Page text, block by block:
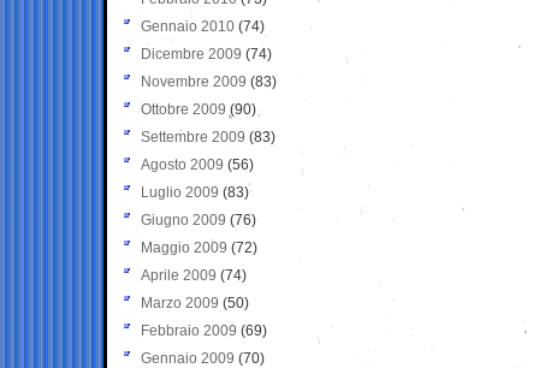
Gennaio 2010 (74)
Dicembre 2009 (74)
Novembre 2009 (83)
Ottobre 2009 (90)
Settembre 2009 (83)
Agosto 2009 (56)
Luglio 2009 (83)
Giugno 2009 (76)
Maggio 2009 (72)
Aprile 2009 (74)
Marzo 2009 (50)
Febbraio 2009 (69)
Gennaio 2009 (70)